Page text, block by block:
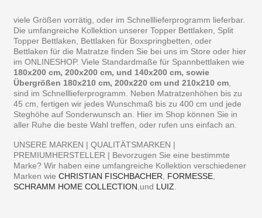
viele Größen vorrätig, oder im Schnelllieferprogramm lieferbar.
Die umfangreiche Kollektion unserer Topper Bettlaken, Split
Topper Bettlaken, Bettlaken für Boxspringbetten, oder
Bettlaken für die Matratze finden Sie bei uns im Store oder hier
im ONLINESHOP. Viele Standardmaße für Spannbettlaken wie
180x200 cm, 200x200 cm, und 140x200 cm, sowie
Übergrößen 180x210 cm, 200x220 cm und 210x210 cm
sind im Schnelllieferprogramm. Neben Matratzenhöhen bis zu
45 cm, fertigen wir jedes Wunschmaß bis zu 400 cm und jede
Steghöhe auf Sonderwunsch an. Hier im Shop können Sie in
aller Ruhe die beste Wahl treffen, oder rufen uns einfach an.
UNSERE MARKEN | QUALITÄTSMARKEN |
PREMIUMHERSTELLER | Bevorzugen Sie eine bestimmte
Marke? Wir haben eine umfangreiche Kollektion verschiedener
Marken wieCHRISTIAN FISCHBACHER FORMESSE
SCHRAMM HOME COLLECTION ,und LUIZ